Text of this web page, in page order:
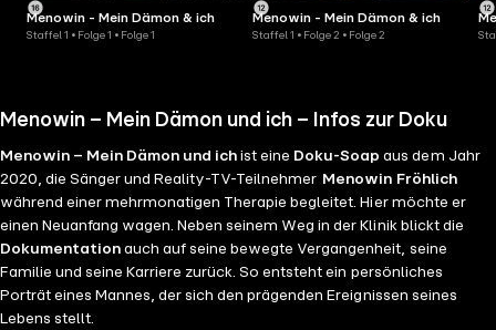
Menowin - Mein Dämon & ich
Staffel 1 • Folge 1 • Folge 1
Menowin - Mein Dämon & ich
Staffel 1 • Folge 2 • Folge 2
Menowin – Mein Dämon und ich – Infos zur Doku
Menowin – Mein Dämon und ich ist eine Doku-Soap aus dem Jahr
2020, die Sänger und Reality-TV-Teilnehmer Menowin Fröhlich
während einer mehrmonatigen Therapie begleitet. Hier möchte er
einen Neuanfang wagen. Neben seinem Weg in der Klinik blickt die
Dokumentation auch auf seine bewegte Vergangenheit, seine
Familie und seine Karriere zurück. So entsteht ein persönliches
Porträt eines Mannes, der sich den prägenden Ereignissen seines
Lebens stellt.